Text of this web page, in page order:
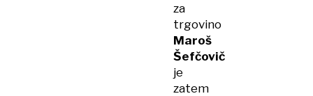
za
trgovino
Maroš
Šefčovič
je
zatem